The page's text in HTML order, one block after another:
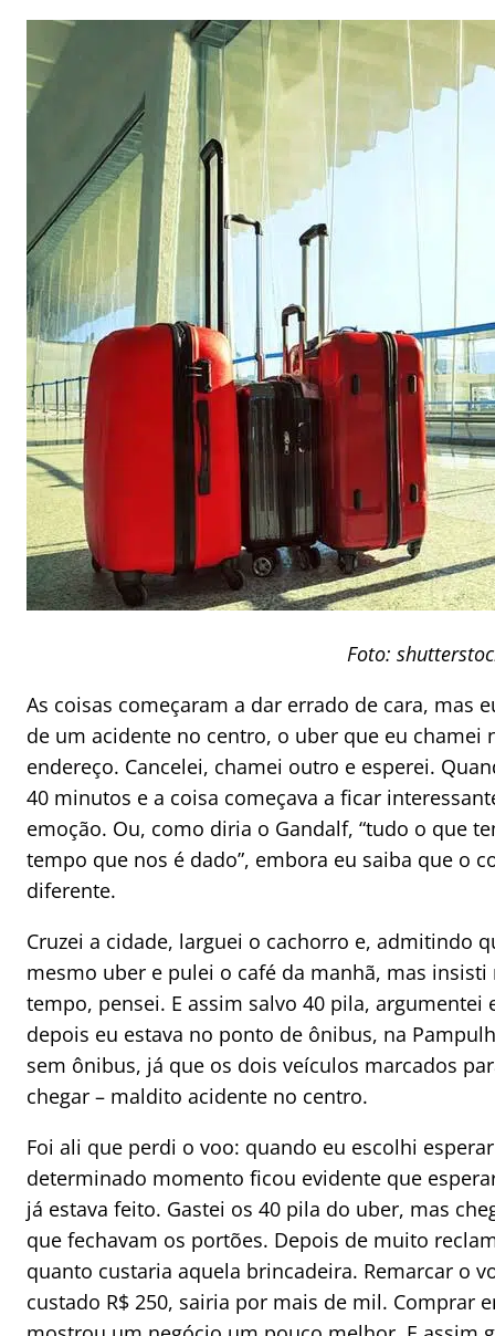
Foto:
As coisas começaram a dar errado de cara, mas
de um acidente no centro, o uber que eu chamei
endereço. Cancelei, chamei outro e esperei.
40 minutos e a coisa começava a ficar
emoção. Ou, como diria o Gandalf, “tudo o que
tempo que nos é dado”, embora eu saiba que o
diferente.
Cruzei a cidade, larguei o cachorro e, admitindo
mesmo uber e pulei o café da manhã, mas
tempo, pensei. E assim salvo 40 pila,
depois eu estava no ponto de ônibus, na
sem ônibus, já que os dois veículos marcados
chegar – maldito acidente no centro.
Foi ali que perdi o voo: quando eu escolhi
determinado momento ficou evidente que
já estava feito. Gastei os 40 pila do uber, mas
que fechavam os portões. Depois de muito
quanto custaria aquela brincadeira. Remarcar o
custado R$ 250, sairia por mais de mil. Comprar